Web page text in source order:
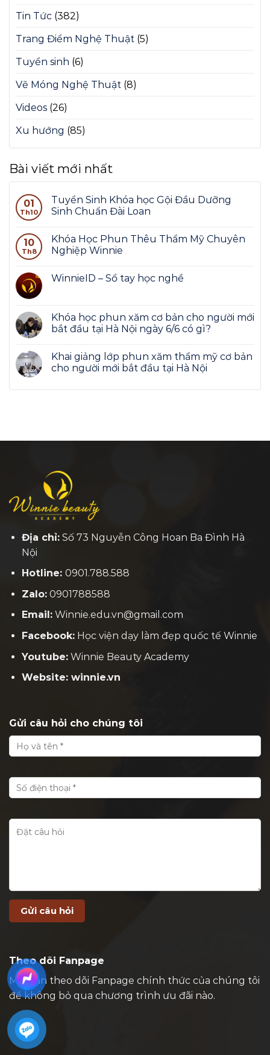
Tin Tức (382)
Trang Điểm Nghệ Thuật (5)
Tuyển sinh (6)
Vẽ Móng Nghệ Thuật (8)
Videos (26)
Xu hướng (85)
Bài viết mới nhất
01
Th10
Tuyển Sinh Khóa học Gội Đầu Dưỡng
Sinh Chuẩn Đài Loan
10
Th8
Khóa Học Phun Thêu Thẩm Mỹ Chuyên
Nghiệp Winnie
WinnieID – Sổ tay học nghề
Khóa học phun xăm cơ bản cho người mới
bắt đầu tại Hà Nội ngày 6/6 có gì?
Khai giảng lớp phun xăm thẩm mỹ cơ bản
cho người mới bắt đầu tại Hà Nội
Địa chỉ:Số 73 Nguyễn Công Hoan Ba Đình Hà
Nội
Hotline: 0901.788.588
Zalo:0901788588
Email:Winnie.edu.vn@gmail.com
Facebook:Học viện dạy làm đẹp quốc tế Winnie
Youtube:Winnie Beauty Academy
Website: winnie.vn
Gửi câu hỏi cho chúng tôi
Theo dõi Fanpage
Mời bạn theo dõi Fanpage chính thức của chúng tôi
để không bỏ qua chương trình ưu đãi nào.